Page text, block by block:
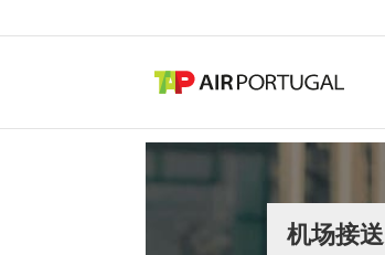
机场接送